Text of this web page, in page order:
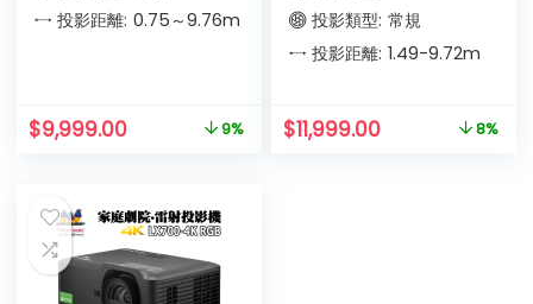
投影距離: 0.75～9.76m
$9,999.00 9%
投影類型: 常規
投影距離: 1.49-9.72m
$11,999.00 8%